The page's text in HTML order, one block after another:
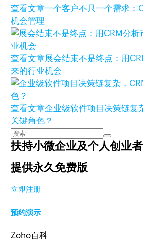
查看文章一个客户不只一个需求：
机会管理
查看文章展会结束不是终点：用
来的行业机会
查看文章企业级软件项目决策链复
关键角色？
扶持小微企业及个人创业者
提供永久免费版
立即注册
预约演示
Zoho百科